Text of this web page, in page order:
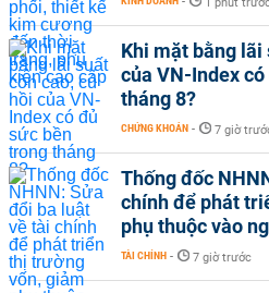
Khi mặt bằng lãi
của VN-Index
tháng 8?
CHỨNG KHOÁN - 7 giờ
Thống đốc
chính để phát
phụ thuộc vào
TÀI CHÍNH - 7 giờ trước